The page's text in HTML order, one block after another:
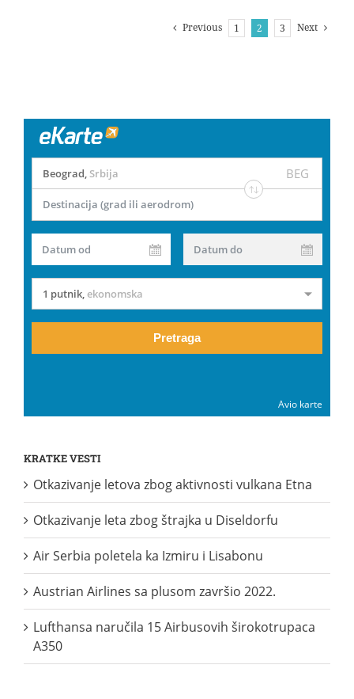
Previous 1 2 3 Next
Beograd, Srbija BEG
Destinacija (grad ili aerodrom)
Datum od Datum do
1 putnik,ekonomska
Pretraga
Avio karte
KRATKE VESTI
Otkazivanje letova zbog aktivnosti vulkana Etna
Otkazivanje leta zbog štrajka u Diseldorfu
Air Serbia poletela ka Izmiru i Lisabonu
Austrian Airlines sa plusom završio 2022.
Lufthansa naručila 15 Airbusovih širokotrupaca
A350